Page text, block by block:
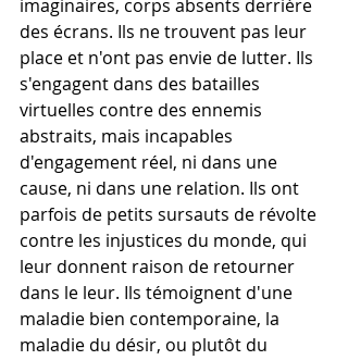
imaginaires, corps absents derrière
des écrans. Ils ne trouvent pas leur
place et n'ont pas envie de lutter. Ils
s'engagent dans des batailles
virtuelles contre des ennemis
abstraits, mais incapables
d'engagement réel, ni dans une
cause, ni dans une relation. Ils ont
parfois de petits sursauts de révolte
contre les injustices du monde, qui
leur donnent raison de retourner
dans le leur. Ils témoignent d'une
maladie bien contemporaine, la
maladie du désir, ou plutôt du